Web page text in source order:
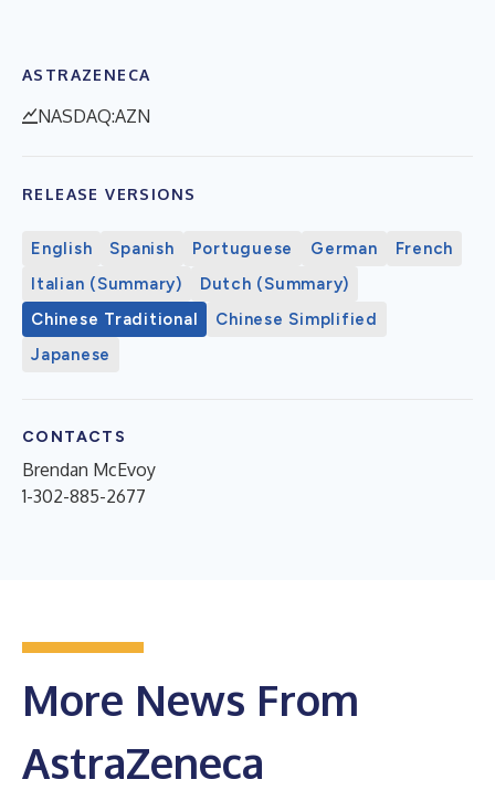
ASTRAZENECA
NASDAQ:AZN
RELEASE VERSIONS
English Spanish Portuguese German
French
Italian (Summary)
Dutch (Summary)
Chinese Traditional
Chinese Simplified
Japanese
CONTACTS
Brendan McEvoy
1-302-885-2677
More News From
AstraZeneca